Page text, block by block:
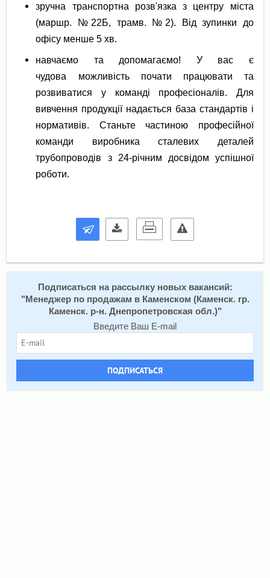
зручна транспортна розв'язка з центру міста
(маршр. №22Б, трамв. №2). Від зупинки до
офісу менше 5 хв.
навчаємо та допомагаємо! У вас є
чудова можливість почати працювати та
розвиватися у команді професіоналів. Для
вивчення продукції надається база стандартів і
нормативів. Станьте частиною професійної
команди виробника сталевих деталей
трубопроводів з 24-річним досвідом успішної
роботи.
Подписаться на расcылку новых вакансий:
" Менеджер по продажам в Каменском (Каменск. гр.
Каменск. р-н. Днепропетровская обл.)"
Введите Ваш E-mail
ПОДПИСАТЬСЯ